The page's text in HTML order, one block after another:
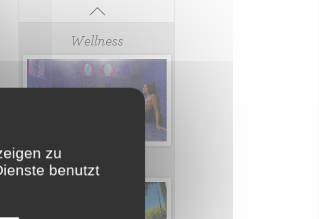
Wellness
Mit Charme
zu
benutzt